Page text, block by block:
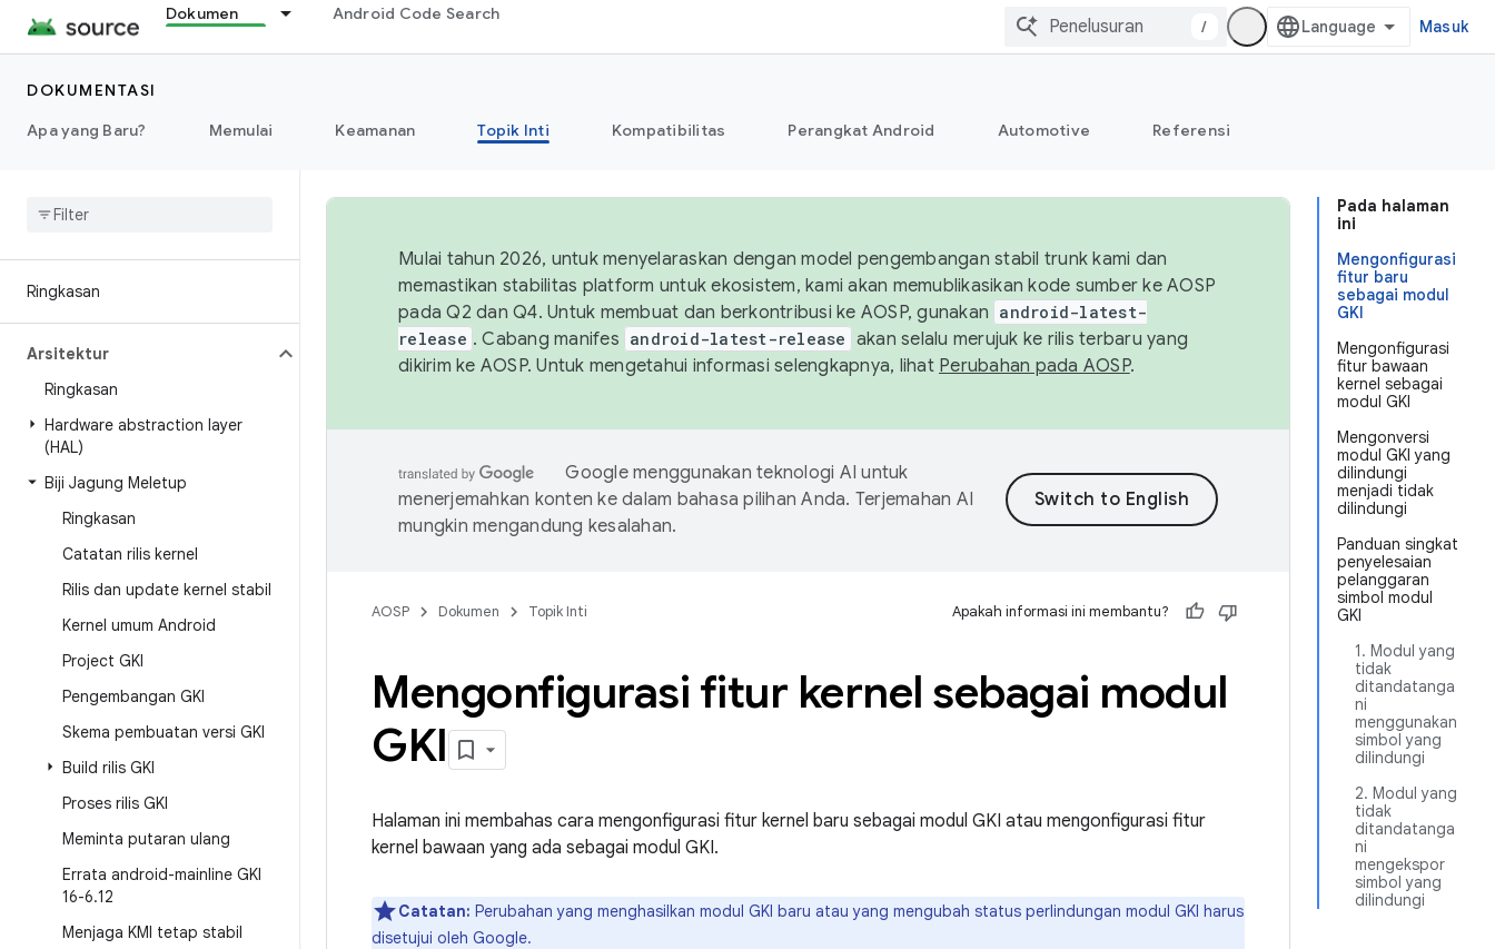
Dokumen Android Code Search
/ Masuk
DOKUMENTASI
Apa yang Baru?
Memulai Keamanan Topik Inti Kompatibilitas Perangkat Android Automotive Referensi
Ringkasan
Arsitektur
Ringkasan
Hardware abstraction layer
(HAL)
Biji Jagung Meletup
Ringkasan
Catatan rilis kernel
Rilis dan update kernel stabil
Kernel umum Android
Project GKI
Pengembangan GKI
Skema pembuatan versi GKI
Build rilis GKI
Proses rilis GKI
Meminta putaran ulang
Errata android-mainline GKI
16-6.12
Menjaga KMI tetap stabil
Pada halaman
ini
Mengonfigurasi
fitur baru
sebagai modul
GKI
Mengonfigurasi
fitur bawaan
kernel sebagai
modul GKI
Mengonversi
modul GKI yang
dilindungi
menjadi tidak
dilindungi
Panduan singkat
penyelesaian
pelanggaran
simbol modul
GKI
1. Modul yang
tidak
ditandatanga
ni
menggunakan
simbol yang
dilindungi
2. Modul yang
tidak
ditandatanga
ni
mengekspor
simbol yang
dilindungi
Mulai tahun 2026, untuk menyelaraskan dengan model pengembangan stabil trunk kami dan
memastikan stabilitas platform untuk ekosistem, kami akan memublikasikan kode sumber ke AOSP
pada Q2 dan Q4. Untuk membuat dan berkontribusi ke AOSP, gunakan android-latest-
release . Cabang manifes android-latest-release akan selalu merujuk ke rilis terbaru yang
dikirim ke AOSP. Untuk mengetahui informasi selengkapnya, lihat Perubahan pada AOSP.
Google menggunakan teknologi AI untuk
menerjemahkan konten ke dalam bahasa pilihan Anda. Terjemahan AI
mungkin mengandung kesalahan.
AOSP Dokumen Topik Inti Apakah informasi ini membantu?
Mengonfigurasi fitur kernel sebagai modul
GKI
Halaman ini membahas cara mengonfigurasi fitur kernel baru sebagai modul GKI atau mengonfigurasi fitur
kernel bawaan yang ada sebagai modul GKI.
Catatan: Perubahan yang menghasilkan modul GKI baru atau yang mengubah status perlindungan modul GKI harus
disetujui oleh Google.